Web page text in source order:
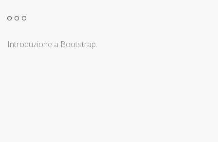
Introduzione a Bootstrap.